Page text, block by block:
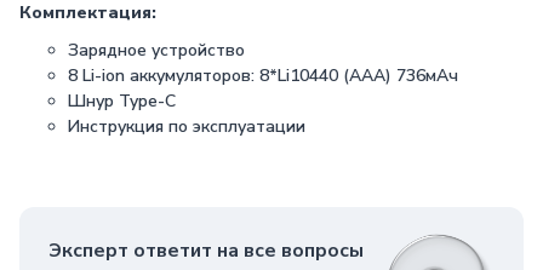
Комплектация:
Зарядное устройство
8 Li-ion аккумуляторов: 8*Li10440 (AAA) 736мАч
Шнур Type-C
Инструкция по эксплуатации
Эксперт ответит на все вопросы